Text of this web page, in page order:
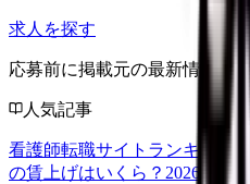
求人を探す
応募前に掲載元の最新情報を
人気記事
看護師転職サイトランキング
の賃上げはいくら？2026年度